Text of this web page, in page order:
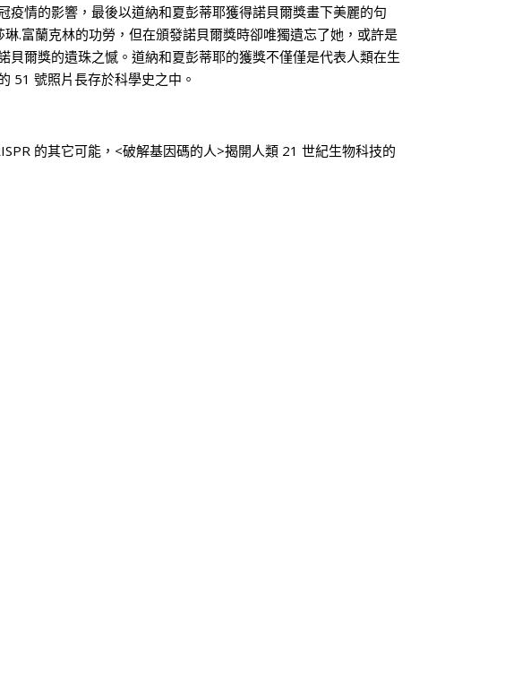
情的影響，最後以道納和夏彭蒂耶獲得諾貝爾獎畫下美麗的句
.富蘭克林的功勞，但在頒發諾貝爾獎時卻唯獨遺忘了她，或許是
爾獎的遺珠之憾。道納和夏彭蒂耶的獲獎不僅僅是代表人類在生
51 號照片長存於科學史之中。
的其它可能，<破解基因碼的人>揭開人類 21 世紀生物科技的